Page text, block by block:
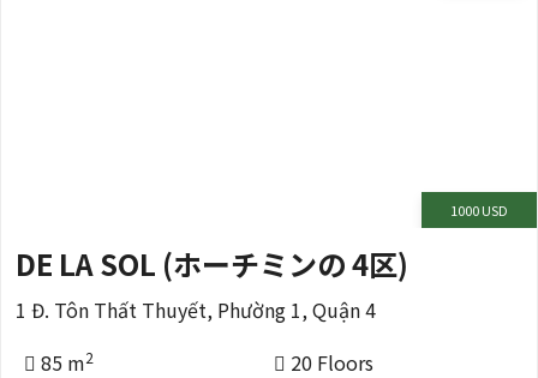
1000 USD
DE LA SOL (ホーチミンの 4区)
1 Đ. Tôn Thất Thuyết, Phường 1, Quận 4
85 m2
20 Floors